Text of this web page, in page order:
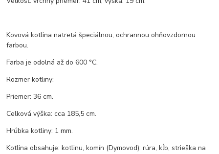
Kovová kotlina natretá špeciálnou, ochrannou ohňovzdornou
farbou.
Farba je odolná až do 600 °C.
Rozmer kotliny:
Priemer: 36 cm.
Celková výška: cca 185,5 cm.
Hrúbka kotliny: 1 mm.
Kotlina obsahuje: kotlinu, komín (Dymovod): rúra, kĺb, strieška na